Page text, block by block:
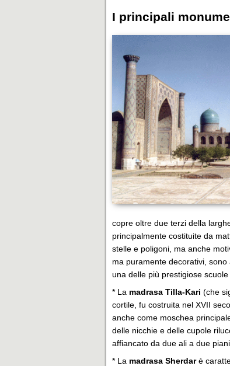
I principali
copre oltre due terzi della
principalmente costituite da
stelle e poligoni, ma anche
ma puramente decorativi,
una delle più prestigiose
* La madrasa Tilla-Kari (che
cortile, fu costruita nel XVII
anche come moschea
delle nicchie e delle cupole
affiancato da due ali a due piani.
* La madrasa Sherdarè